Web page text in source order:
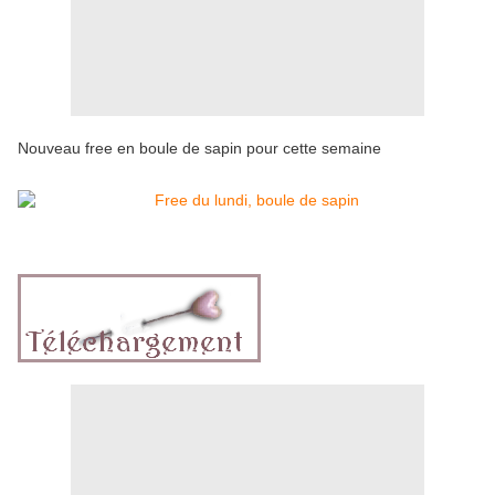
Nouveau free en boule de sapin pour cette semaine